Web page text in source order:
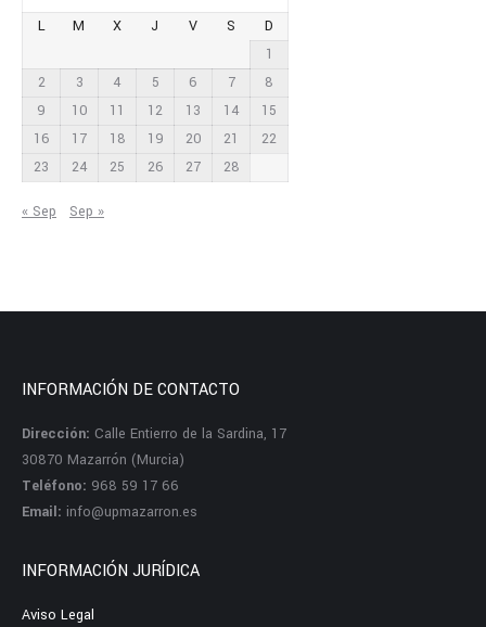
L
M X J V S
D
1
2
3 4 5 6 7
8
9
10 11 12 13 14
15
16
17 18 19 20 21
22
23
24 25 26 27 28
« Sep Sep »
INFORMACIÓN DE CONTACTO
Dirección: Calle Entierro de la Sardina, 17
30870 Mazarrón (Murcia)
Teléfono: 968 59 17 66
Email: info@upmazarron.es
INFORMACIÓN JURÍDICA
Aviso Legal